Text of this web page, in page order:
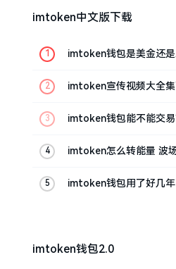
imtoken中文版下载
imtoken钱包是美金还
imtoken宣传视频大全
imtoken钱包能不能交
imtoken怎么转能量 波
imtoken钱包用了好几年
imtoken钱包2.0